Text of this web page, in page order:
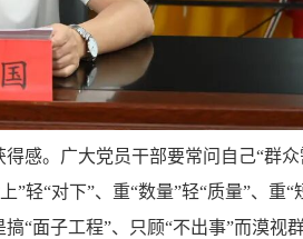
感。广大党员干部要常问自己“群
轻“对下”、重“数量”轻“质量”、重
“面子工程”、只顾“不出事”而漠视